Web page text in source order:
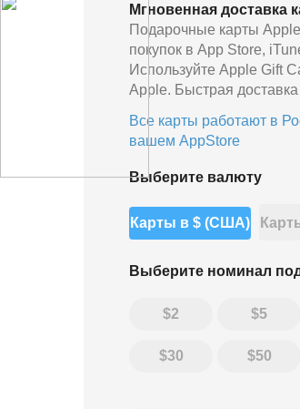
Мгновенная доставка
Подарочные карты
покупок в App Store,
Используйте Apple Gift
Apple. Быстрая
Все карты работают в
вашем AppStore
Выберите валюту
Карты в $ (США)
Выберите номинал
2 5
30 50